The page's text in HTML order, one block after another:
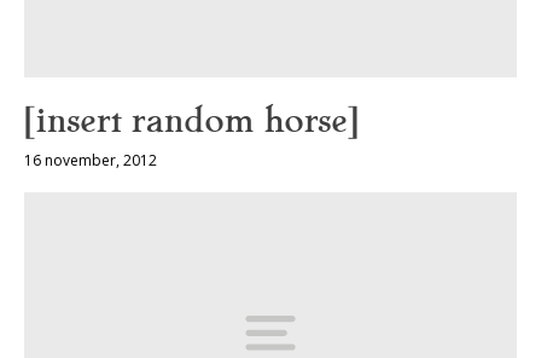
[insert random horse]
16 november, 2012